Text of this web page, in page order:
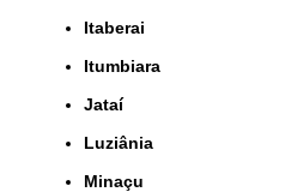
Itaberai
Itumbiara
Jataí
Luziânia
Minaçu